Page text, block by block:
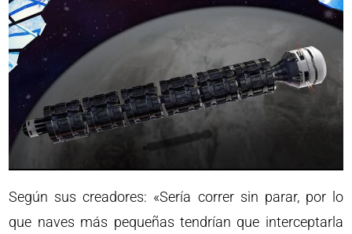
Según sus creadores: «Sería correr sin parar, por lo
que naves más pequeñas tendrían que interceptarla